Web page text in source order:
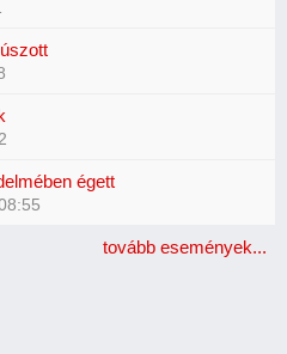
égett
tovább események...